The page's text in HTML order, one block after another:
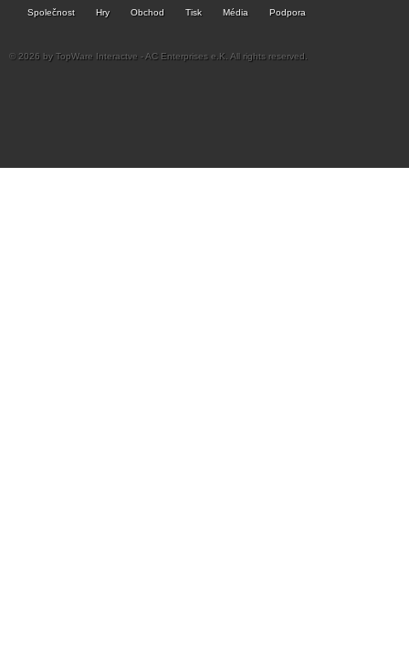
Společnost Hry Obchod Tisk Média Podpora
© 2026 by TopWare Interactve - AC Enterprises e.K. All rights reserved.